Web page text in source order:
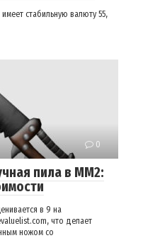
стабильную валюту 55,
0
пила в ММ2:
в 9 на
что делает
ножом со